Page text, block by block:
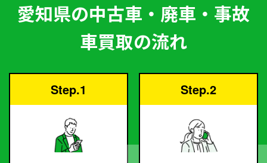
愛知県の中古車・廃車・事故
車買取の流れ
Step.1 Step.2